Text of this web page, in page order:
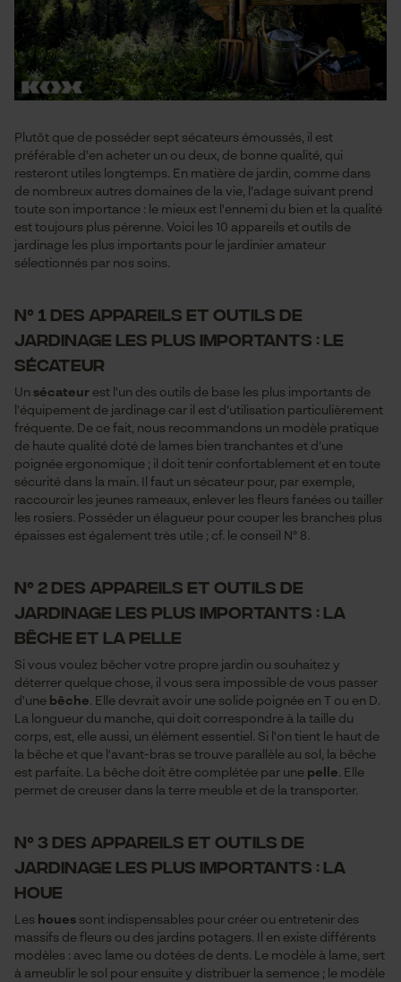
Plutôt que de posséder sept sécateurs émoussés, il est
préférable d'en acheter un ou deux, de bonne qualité, qui
resteront utiles longtemps. En matière de jardin, comme dans
de nombreux autres domaines de la vie, l’adage suivant prend
toute son importance : le mieux est l'ennemi du bien et la qualité
est toujours plus pérenne. Voici les 10 appareils et outils de
jardinage les plus importants pour le jardinier amateur
sélectionnés par nos soins.
N° 1 des appareils et outils de
jardinage les plus importants : le
sécateur
Un sécateur est l'un des outils de base les plus importants de
l'équipement de jardinage car il est d’utilisation particulièrement
fréquente. De ce fait, nous recommandons un modèle pratique
de haute qualité doté de lames bien tranchantes et d’une
poignée ergonomique ; il doit tenir confortablement et en toute
sécurité dans la main. Il faut un sécateur pour, par exemple,
raccourcir les jeunes rameaux, enlever les fleurs fanées ou tailler
les rosiers. Posséder un élagueur pour couper les branches plus
épaisses est également très utile ; cf. le conseil N° 8.
N° 2 des appareils et outils de
jardinage les plus importants : la
bêche et la pelle
Si vous voulez bêcher votre propre jardin ou souhaitez y
déterrer quelque chose, il vous sera impossible de vous passer
d'une bêche. Elle devrait avoir une solide poignée en T ou en D.
La longueur du manche, qui doit correspondre à la taille du
corps, est, elle aussi, un élément essentiel. Si l'on tient le haut de
la bêche et que l'avant-bras se trouve parallèle au sol, la bêche
est parfaite. La bêche doit être complétée par une pelle. Elle
permet de creuser dans la terre meuble et de la transporter.
N° 3 des appareils et outils de
jardinage les plus importants : la
houe
Les houes sont indispensables pour créer ou entretenir des
massifs de fleurs ou des jardins potagers. Il en existe différents
modèles : avec lame ou dotées de dents. Le modèle à lame, sert
à ameublir le sol pour ensuite y distribuer la semence ; le modèle